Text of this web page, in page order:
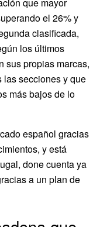
que mayor
el 26% y
clasificada,
los últimos
sus propias marcas,
las secciones y que
más bajos de lo
español gracias
y está
done cuenta ya
a un plan de